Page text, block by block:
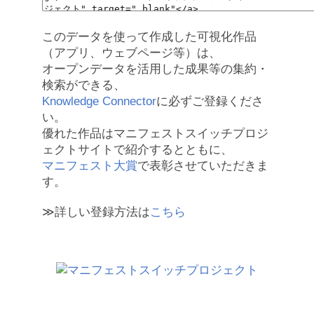
このデータを使って作成した可視化作品
（アプリ、ウェブページ等）は、
オープンデータを活用した成果等の集約・
検索ができる、
Knowledge Connectorに必ずご登録くださ
い。
優れた作品はマニフェストスイッチプロジ
ェクトサイトで紹介するとともに、
マニフェスト大賞で表彰させていただきま
す。
≫詳しい登録方法はこちら